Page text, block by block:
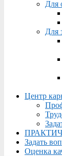
Для
Для
Центр
Задать
Оценка